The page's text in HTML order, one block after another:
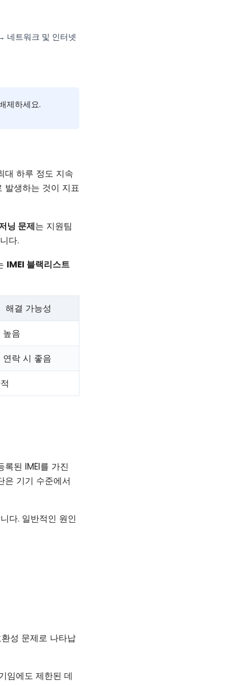
네트워크 및 인터넷
제하세요.
대 하루 정도 지속
발생하는 것이 지표
닝 문제는 지원팀
다.
IMEI 블랙리스트
해결 가능성
높음
연락 시 좋음
된 IMEI를 가진
은 기기 수준에서
다. 일반적인 원인
성 문제로 나타납
임에도 제한된 데